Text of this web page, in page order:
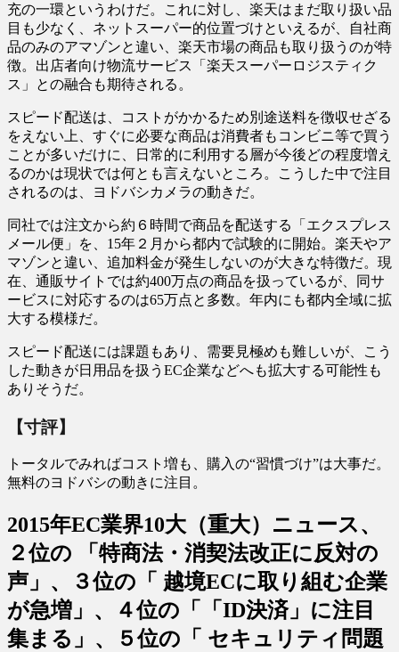
充の一環というわけだ。これに対し、楽天はまだ取り扱い品
目も少なく、ネットスーパー的位置づけといえるが、自社商
品のみのアマゾンと違い、楽天市場の商品も取り扱うのが特
徴。出店者向け物流サービス「楽天スーパーロジスティク
ス」との融合も期待される。
スピード配送は、コストがかかるため別途送料を徴収せざる
をえない上、すぐに必要な商品は消費者もコンビニ等で買う
ことが多いだけに、日常的に利用する層が今後どの程度増え
るのかは現状では何とも言えないところ。こうした中で注目
されるのは、ヨドバシカメラの動きだ。
同社では注文から約６時間で商品を配送する「エクスプレス
メール便」を、15年２月から都内で試験的に開始。楽天やア
マゾンと違い、追加料金が発生しないのが大きな特徴だ。現
在、通販サイトでは約400万点の商品を扱っているが、同サ
ービスに対応するのは65万点と多数。年内にも都内全域に拡
大する模様だ。
スピード配送には課題もあり、需要見極めも難しいが、こう
した動きが日用品を扱うEC企業などへも拡大する可能性も
ありそうだ。
【寸評】
トータルでみればコスト増も、購入の“習慣づけ”は大事だ。
無料のヨドバシの動きに注目。
2015年EC業界10大（重大）ニュース、
２位の 「特商法・消契法改正に反対の
声」、３位の「 越境ECに取り組む企業
が急増」、４位の「「ID決済」に注目
集まる」、５位の「 セキュリティ問題